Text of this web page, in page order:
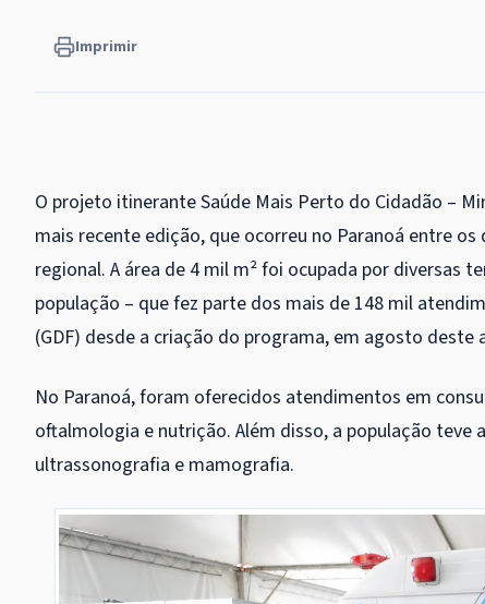
Imprimir
O projeto itinerante Saúde Mais Perto do Cidadão –
mais recente edição, que ocorreu no Paranoá entre
regional. A área de 4 mil m² foi ocupada por diversas
população – que fez parte dos mais de 148 mil
(GDF) desde a criação do programa, em agosto deste
No Paranoá, foram oferecidos atendimentos em
oftalmologia e nutrição. Além disso, a população
ultrassonografia e mamografia.